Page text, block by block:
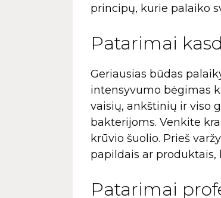
principų, kurie palaiko
Patarimai
Geriausias būdas
intensyvumo bėgimas
vaisių, ankštinių ir viso
bakterijoms. Venkite
krūvio šuolio. Prieš
papildais ar
Patarimai